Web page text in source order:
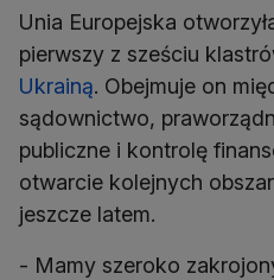
Unia Europejska
pierwszy z sześciu
Ukrainą. Obejmuje on
sądownictwo,
publiczne i kontrolę
otwarcie kolejnych
jeszcze latem.
- Mamy szeroko